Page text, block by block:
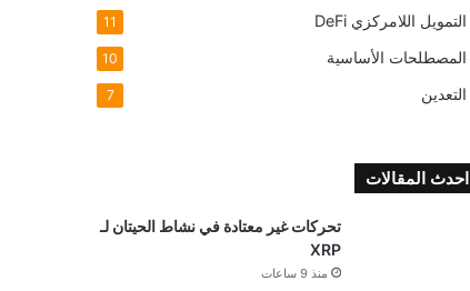
التمويل اللامركزي DeFi
11
المصطلحات الأساسية 10
التعدين 7
احدث المقالات
تحركات غير معتادة في نشاط الحيتان لـ
XRP
منذ 9 ساعات